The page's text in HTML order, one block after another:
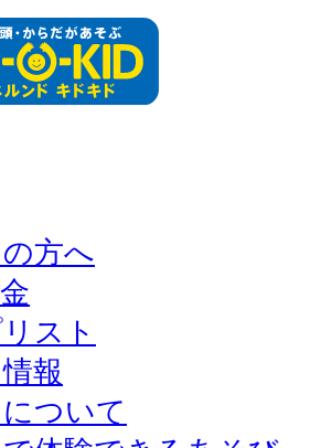
方へ
スト
報
ついて